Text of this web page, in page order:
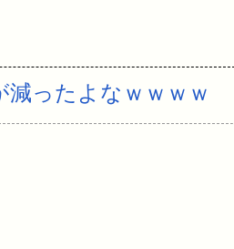
減ったよなｗｗｗｗ